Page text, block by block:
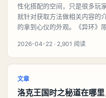
性化搭配的空间，只是很多玩
就针对获取方法做相关内容的
的拿到心仪的外观。《异环》
2026-04-22 · 2,901 阅读
文章
洛克王国时之秘道在哪